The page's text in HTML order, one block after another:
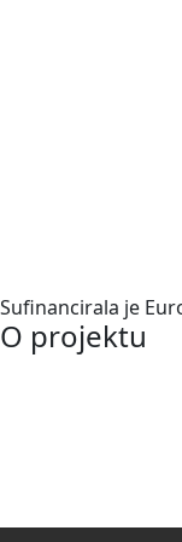
Sufinancirala je
O projektu